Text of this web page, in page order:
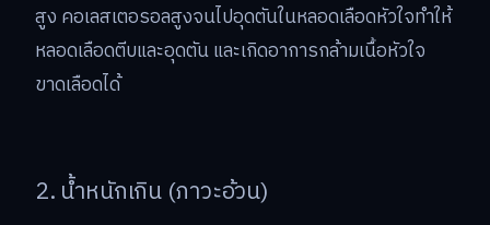
สูง คอเลสเตอรอลสูงจนไปอุดตันในหลอดเลือดหัวใจทำให้
หลอดเลือดตีบและอุดตัน และเกิดอาการกล้ามเนื้อหัวใจ
ขาดเลือดได้
2. น้ำหนักเกิน (ภาวะอ้วน)